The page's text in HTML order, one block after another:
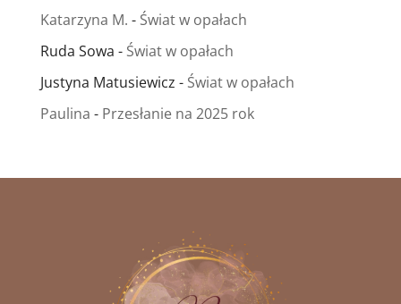
Katarzyna M. - Świat w opałach
Ruda Sowa - Świat w opałach
Justyna Matusiewicz - Świat w opałach
Paulina - Przesłanie na 2025 rok